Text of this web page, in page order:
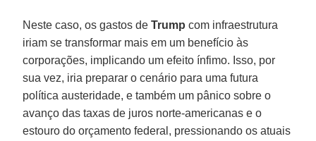
Neste caso, os gastos deTrump com infraestrutura
iriam se transformar mais em um benefício às
corporações, implicando um efeito ínfimo. Isso, por
sua vez, iria preparar o cenário para uma futura
política austeridade, e também um pânico sobre o
avanço das taxas de juros norte-americanas e o
estouro do orçamento federal, pressionando os atuais